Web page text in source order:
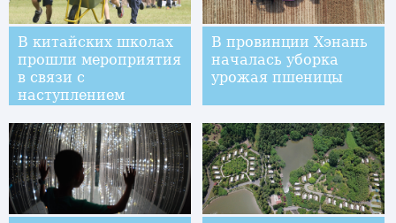
В китайских школах
прошли мероприятия
в связи с
наступлением
защиты детей
В провинции Хэнань
началась уборка
урожая пшеницы